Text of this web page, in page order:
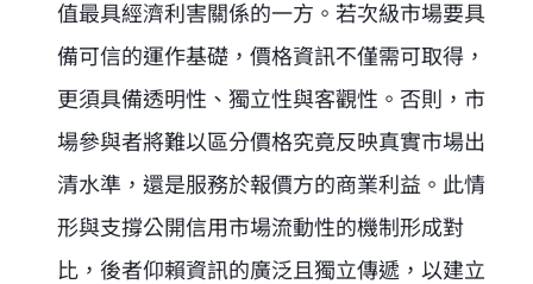
值最具經濟利害關係的一方。若次級市場要具
備可信的運作基礎，價格資訊不僅需可取得，
更須具備透明性、獨立性與客觀性。否則，市
場參與者將難以區分價格究竟反映真實市場出
清水準，還是服務於報價方的商業利益。此情
形與支撐公開信用市場流動性的機制形成對
比，後者仰賴資訊的廣泛且獨立傳遞，以建立